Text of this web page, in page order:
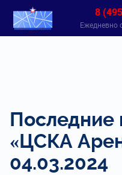
8
Ежедневно
Последние
«ЦСКА
04.03.2024